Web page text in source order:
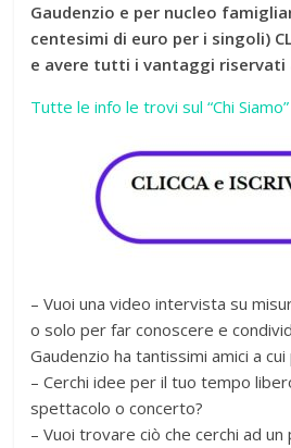
Gaudenzio e per nucleo
centesimi di euro per i singoli)
e avere tutti i vantaggi
Tutte le info le trovi sul “Chi
– Vuoi una video intervista su
o solo per far conoscere e
Gaudenzio ha tantissimi amici a
– Cerchi idee per il tuo tempo
spettacolo o concerto?
– Vuoi trovare ciò che cerchi ad un